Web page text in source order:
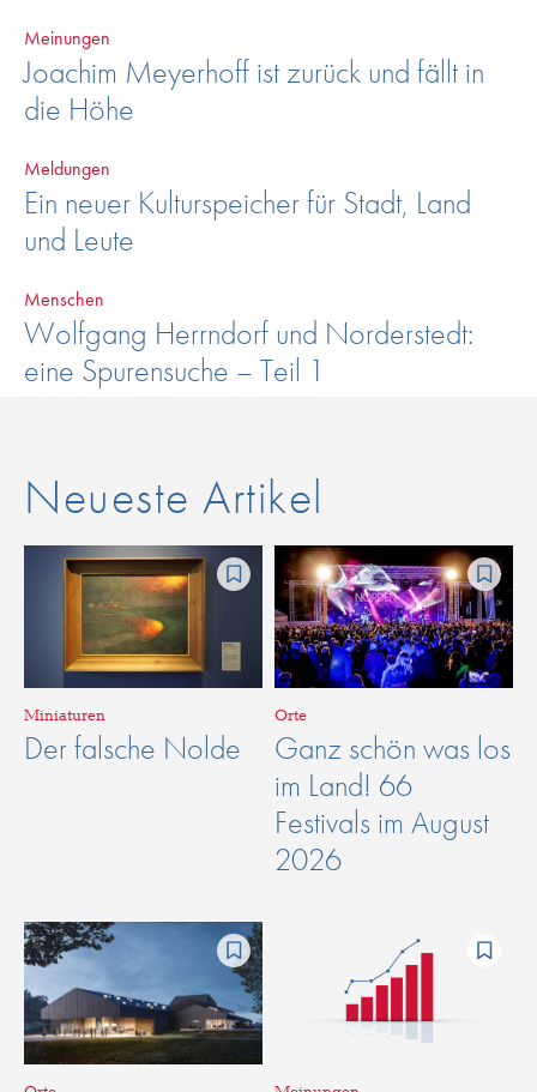
Meinungen
Joachim Meyerhoff ist zurück und fällt in
die Höhe
Meldungen
Ein neuer Kulturspeicher für Stadt, Land
und Leute
Menschen
Wolfgang Herrndorf und Norderstedt:
eine Spurensuche – Teil 1
Neueste Artikel
Miniaturen
Der falsche Nolde
Orte
Ganz schön was los
im Land! 66
Festivals im August
2026